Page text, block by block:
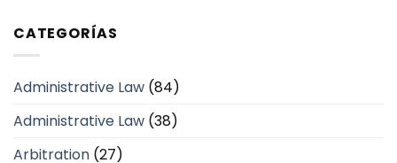
CATEGORÍAS
Administrative Law (84)
Administrative Law (38)
Arbitration (27)